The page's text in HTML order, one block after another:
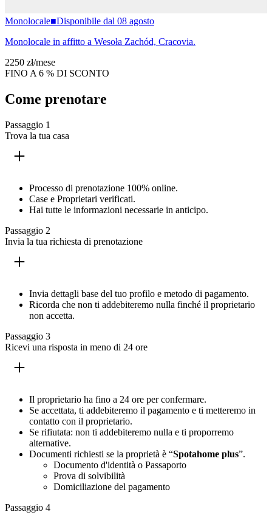
Monolocale■Disponibile dal 08 agosto
Monolocale in affitto a Wesoła Zachód, Cracovia.
2250 zł/mese
FINO A 6 % DI SCONTO
Come prenotare
Passaggio 1
Trova la tua casa
Processo di prenotazione 100% online.
Case e Proprietari verificati.
Hai tutte le informazioni necessarie in anticipo.
Passaggio 2
Invia la tua richiesta di prenotazione
Invia dettagli base del tuo profilo e metodo di pagamento.
Ricorda che non ti addebiteremo nulla finché il proprietario
non accetta.
Passaggio 3
Ricevi una risposta in meno di 24 ore
Il proprietario ha fino a 24 ore per confermare.
Se accettata, ti addebiteremo il pagamento e ti metteremo in
contatto con il proprietario.
Se rifiutata: non ti addebiteremo nulla e ti proporremo
alternative.
Documenti richiesti se la proprietà è “Spotahome plus”.
Documento d'identità o Passaporto
Prova di solvibilità
Domiciliazione del pagamento
Passaggio 4